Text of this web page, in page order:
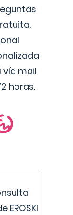
vía mail
horas.
EROSKI